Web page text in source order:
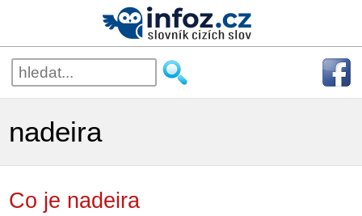
nadeira
Co je nadeira